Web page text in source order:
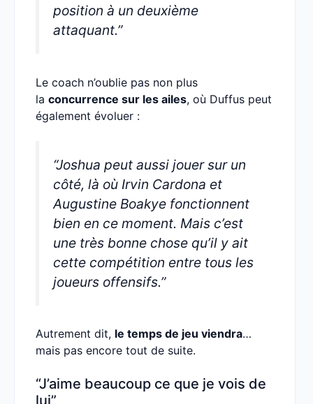
position à un deuxième
attaquant.”
Le coach n’oublie pas non plus
la concurrence sur les ailes, où Duffus peut
également évoluer :
“Joshua peut aussi jouer sur un
côté, là où Irvin Cardona et
Augustine Boakye fonctionnent
bien en ce moment. Mais c’est
une très bonne chose qu’il y ait
cette compétition entre tous les
joueurs offensifs.”
Autrement dit, le temps de jeu viendra…
mais pas encore tout de suite.
“J’aime beaucoup ce que je vois de